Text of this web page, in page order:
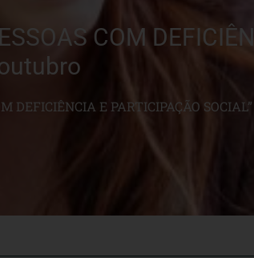
COM
DEFICIÊNCIA E PARTICIPAÇÃO